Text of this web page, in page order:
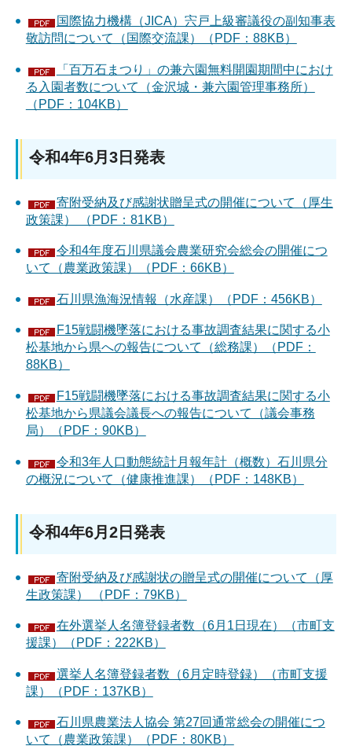
国際協力機構（JICA）宍戸上級審議役の副知事表
敬訪問について（国際交流課）（PDF：88KB）
「百万石まつり」の兼六園無料開園期間中におけ
る入園者数について（金沢城・兼六園管理事務所）
（PDF：104KB）
令和4年6月3日発表
寄附受納及び感謝状贈呈式の開催について（厚生
政策課） （PDF：81KB）
令和4年度石川県議会農業研究会総会の開催につ
いて（農業政策課）（PDF：66KB）
石川県漁海況情報（水産課）（PDF：456KB）
F15戦闘機墜落における事故調査結果に関する小
松基地から県への報告について（総務課）（PDF：
88KB）
F15戦闘機墜落における事故調査結果に関する小
松基地から県議会議長への報告について（議会事務
局）（PDF：90KB）
令和3年人口動態統計月報年計（概数）石川県分
の概況について（健康推進課）（PDF：148KB）
令和4年6月2日発表
寄附受納及び感謝状の贈呈式の開催について（厚
生政策課） （PDF：79KB）
在外選挙人名簿登録者数（6月1日現在）（市町支
援課）（PDF：222KB）
選挙人名簿登録者数（6月定時登録）（市町支援
課）（PDF：137KB）
石川県農業法人協会 第27回通常総会の開催につ
いて（農業政策課）（PDF：80KB）